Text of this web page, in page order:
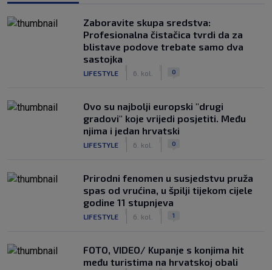
Zaboravite skupa sredstva:
Profesionalna čistačica tvrdi da za
blistave podove trebate samo dva
sastojka
LIFESTYLE 6. kol. 0
Ovo su najbolji europski "drugi
gradovi" koje vrijedi posjetiti. Među
njima i jedan hrvatski
LIFESTYLE 6. kol. 0
Prirodni fenomen u susjedstvu pruža
spas od vrućina, u špilji tijekom cijele
godine 11 stupnjeva
LIFESTYLE 6. kol. 1
FOTO, VIDEO/ Kupanje s konjima hit
među turistima na hrvatskoj obali